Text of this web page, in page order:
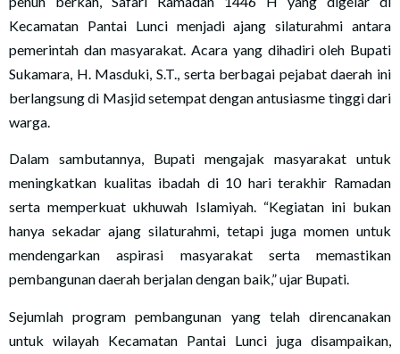
Kecamatan Pantai Lunci menjadi ajang silaturahmi antara
pemerintah dan masyarakat. Acara yang dihadiri oleh Bupati
Sukamara, H. Masduki, S.T., serta berbagai pejabat daerah ini
berlangsung di Masjid setempat dengan antusiasme tinggi dari
warga.
Dalam sambutannya, Bupati mengajak masyarakat untuk
meningkatkan kualitas ibadah di 10 hari terakhir Ramadan
serta memperkuat ukhuwah Islamiyah. “Kegiatan ini bukan
hanya sekadar ajang silaturahmi, tetapi juga momen untuk
mendengarkan aspirasi masyarakat serta memastikan
pembangunan daerah berjalan dengan baik,” ujar Bupati.
Sejumlah program pembangunan yang telah direncanakan
untuk wilayah Kecamatan Pantai Lunci juga disampaikan,